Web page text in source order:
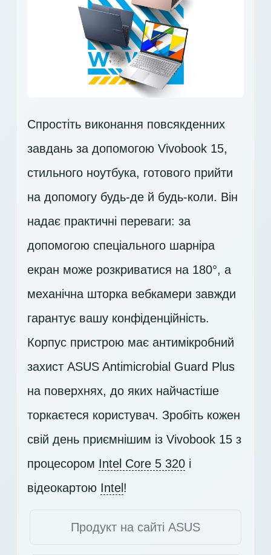
Спростіть виконання повсякденних
завдань за допомогою Vivobook 15,
стильного ноутбука, готового прийти
на допомогу будь-де й будь-коли. Він
надає практичні переваги: за
допомогою спеціального шарніра
екран може розкриватися на 180°, а
механічна шторка вебкамери завжди
гарантує вашу конфіденційність.
Корпус пристрою має антимікробний
захист ASUS Antimicrobial Guard Plus
на поверхнях, до яких найчастіше
торкаєтеся користувач. Зробіть кожен
свій день приємнішим із Vivobook 15 з
процесором Intel Core 5 320 і
відеокартою Intel !
Продукт на сайті ASUS